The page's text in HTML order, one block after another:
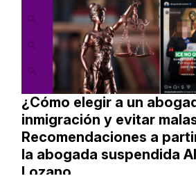
¿Cómo elegir a un
inmigración y evitar
Recomendaciones a
la abogada suspendida
Lozano